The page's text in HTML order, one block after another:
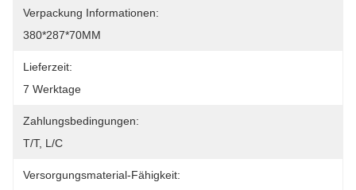
Verpackung Informationen:
380*287*70MM
Lieferzeit:
7 Werktage
Zahlungsbedingungen:
T/t, L/c
Versorgungsmaterial-Fähigkeit: